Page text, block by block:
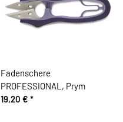
Fadenschere
PROFESSIONAL, Prym
19,20 € *